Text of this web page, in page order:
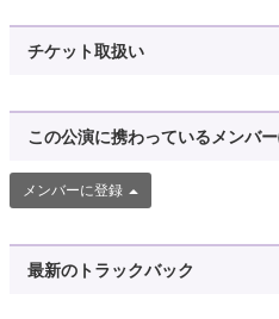
チケット取扱い
この公演に携わっているメンバー
メンバーに登録
最新のトラックバック